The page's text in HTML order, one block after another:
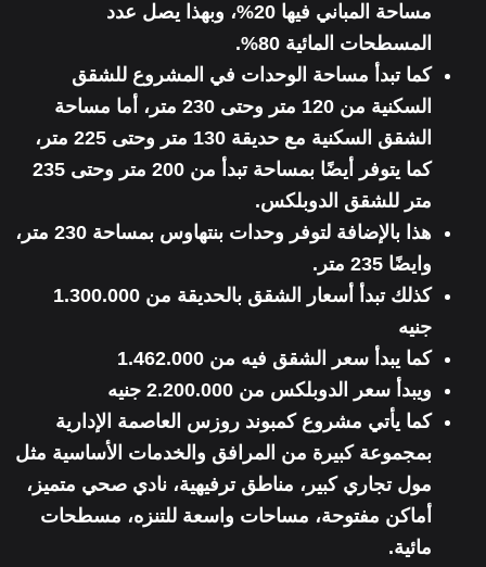
مساحة المباني فيها 20%، وبهذا يصل عدد
المسطحات المائية 80%.
كما تبدأ مساحة الوحدات في المشروع للشقق
السكنية من 120 متر وحتى 230 متر، أما مساحة
الشقق السكنية مع حديقة 130 متر وحتى 225 متر،
كما يتوفر أيضًا بمساحة تبدأ من 200 متر وحتى 235
متر للشقق الدوبلكس.
هذا بالإضافة لتوفر وحدات بنتهاوس بمساحة 230 متر،
وايضًا 235 متر.
كذلك تبدأ أسعار الشقق بالحديقة من 1.300.000
جنيه
كما يبدأ سعر الشقق فيه من 1.462.000
ويبدأ سعر الدوبلكس من 2.200.000 جنيه
كما يأتي مشروع كمبوند روزس العاصمة الإدارية
بمجموعة كبيرة من المرافق والخدمات الأساسية مثل
مول تجاري كبير، مناطق ترفيهية، نادي صحي متميز،
أماكن مفتوحة، مساحات واسعة للتنزه، مسطحات
مائية.